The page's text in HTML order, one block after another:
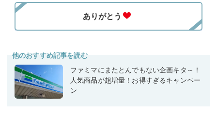
他のおすすめ記事を読む
ファミマにまたとんでもない企画キタ～！
人気商品が超増量！お得すぎるキャンペー
ン